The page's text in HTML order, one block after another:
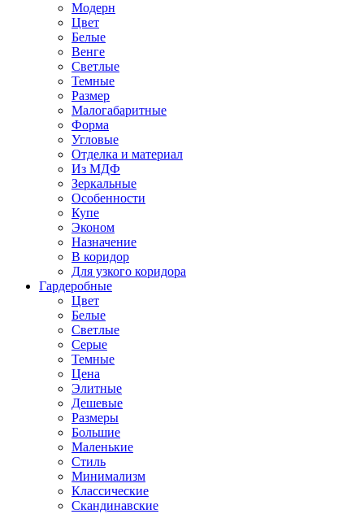
Модерн
Цвет
Белые
Венге
Светлые
Темные
Размер
Малогабаритные
Форма
Угловые
Отделка и материал
Из МДФ
Зеркальные
Особенности
Купе
Эконом
Назначение
В коридор
Для узкого коридора
Гардеробные
Цвет
Белые
Светлые
Серые
Темные
Цена
Элитные
Дешевые
Размеры
Большие
Маленькие
Стиль
Минимализм
Классические
Скандинавские